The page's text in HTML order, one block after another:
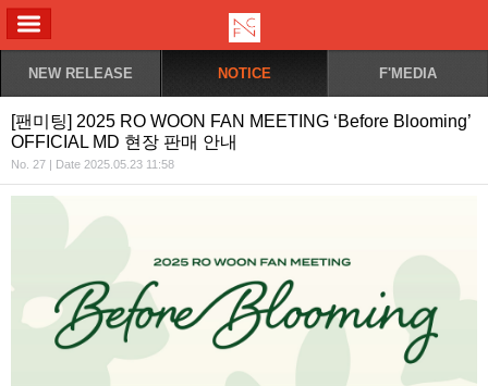
NEW RELEASE NOTICE F'MEDIA
[팬미팅] 2025 RO WOON FAN MEETING ‘Before Blooming’
OFFICIAL MD 현장 판매 안내
No. 27 | Date 2025.05.23 11:58